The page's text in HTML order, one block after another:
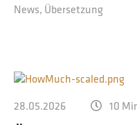
News Übersetzung
28.05.2026 10